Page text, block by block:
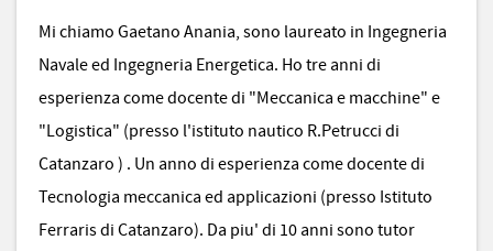
Mi chiamo Gaetano Anania, sono laureato in Ingegneria
Navale ed Ingegneria Energetica. Ho tre anni di
esperienza come docente di "Meccanica e macchine" e
"Logistica" (presso l'istituto nautico R.Petrucci di
Catanzaro ) . Un anno di esperienza come docente di
Tecnologia meccanica ed applicazioni (presso Istituto
Ferraris di Catanzaro). Da piu' di 10 anni sono tutor